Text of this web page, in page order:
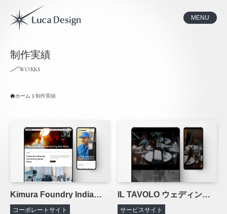
MENU
制作実績
WORKS
ホーム 制作実績
Kimura Foundry India（株式会社木村鋳造所）
コーポレートサイト
IL TAVOLO ウェディング（京昌園）
サービスサイト